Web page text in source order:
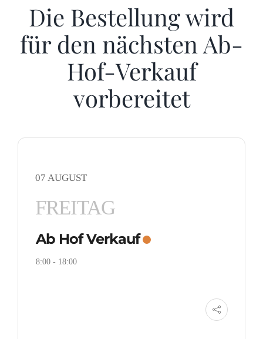
Die Bestellung wird
für den nächsten Ab-
Hof-Verkauf
vorbereitet
07 AUGUST
FREITAG
Ab Hof Verkauf
8:00- 18:00